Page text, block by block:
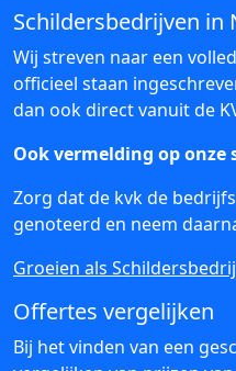
Schildersbedrijven in
Wij streven naar een
officieel staan
dan ook direct vanuit de
Ook vermelding op onze
Zorg dat de kvk de
genoteerd en neem
Groeien als
Offertes vergelijken
Bij het vinden van een